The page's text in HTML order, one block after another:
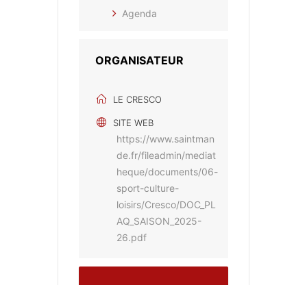
Agenda
ORGANISATEUR
LE CRESCO
SITE WEB
https://www.saintman
de.fr/fileadmin/mediat
heque/documents/06-
sport-culture-
loisirs/Cresco/DOC_PL
AQ_SAISON_2025-
26.pdf